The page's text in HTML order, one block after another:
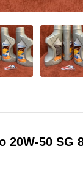
20W-50 SG